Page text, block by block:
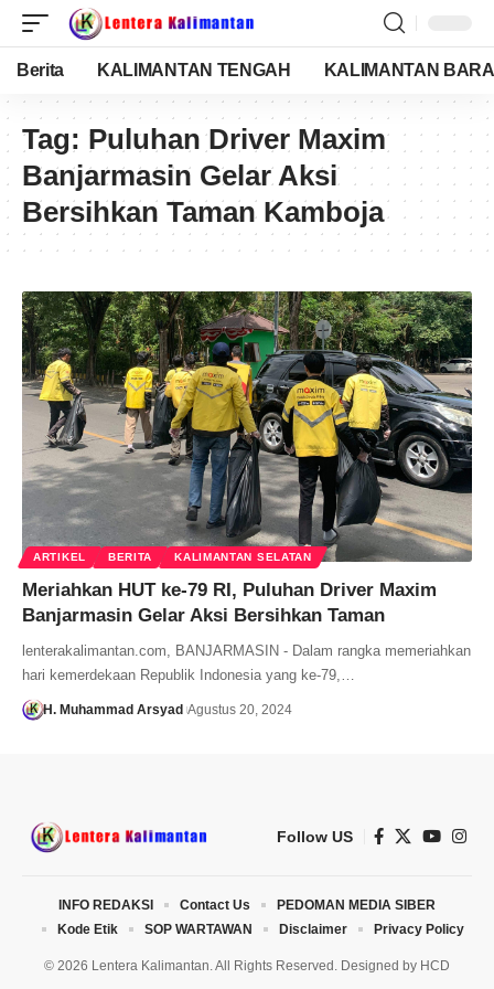
Berita KALIMANTAN TENGAH KALIMANTAN
Tag: Puluhan Driver Maxim
Banjarmasin Gelar Aksi
Bersihkan Taman Kamboja
ARTIKEL BERITA KALIMANTAN SELATAN
Meriahkan HUT ke-79 RI, Puluhan Driver Maxim
Banjarmasin Gelar Aksi Bersihkan Taman
lenterakalimantan.com, BANJARMASIN - Dalam rangka memeriahkan
hari kemerdekaan Republik Indonesia yang ke-79,…
H. Muhammad Arsyad Agustus 20, 2024
Follow US
© 2026 Lentera Kalimantan. All Rights Reserved. Designed by HCD
INFO REDAKSI Contact Us
PEDOMAN MEDIA SIBER
Kode Etik
SOP WARTAWAN Disclaimer Privacy Policy